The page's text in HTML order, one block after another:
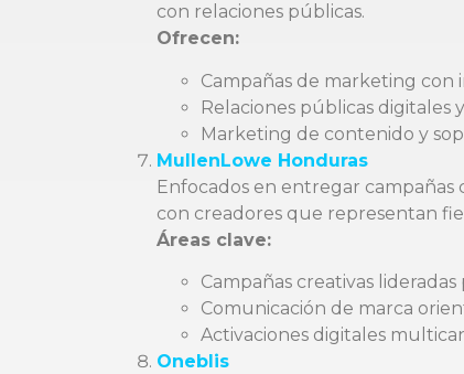
con relaciones públicas.
Ofrecen:
Campañas de marketing con
Relaciones públicas digitales
Marketing de contenido y
MullenLowe Honduras
Enfocados en entregar
con creadores que representan
Áreas clave:
Campañas creativas
Comunicación de marca
Activaciones digitales
Oneblis